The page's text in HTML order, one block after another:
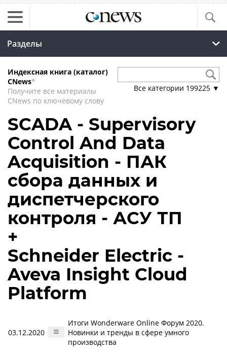
Разделы
Индексная книга (каталог)
CNews*
Получите все материалы
CNews по ключевому слову
Все категории 199225 ▼
SCADA - Supervisory
Control And Data
Acquisition - ПАК
сбора данных и
диспетчерского
контроля - АСУ ТП
+
Schneider Electric -
Aveva Insight Cloud
Platform
03.12.2020
Итоги Wonderware Online Форум 2020.
Новинки и тренды в сфере умного
производства